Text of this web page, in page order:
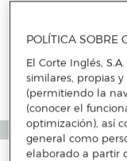
POLÍTICA SOBRE
El Corte Inglés,
similares, propias
(permitiendo la
(conocer el
optimización), así
general como
elaborado a partir